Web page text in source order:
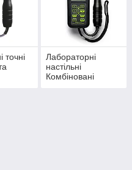
точні
Лабораторні
настільні
Комбіновані